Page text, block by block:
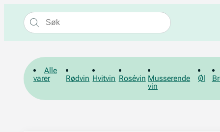
Alle
varer
Rødvin Hvitvin Rosévin Musserende
vin
Øl